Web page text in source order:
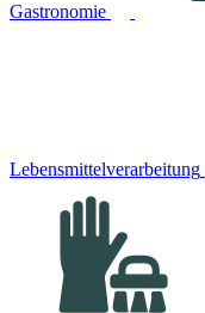
Gastronomie
Lebensmittelverarbeitung